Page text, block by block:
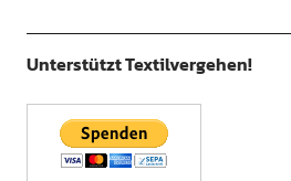
Unterstützt Textilvergehen!